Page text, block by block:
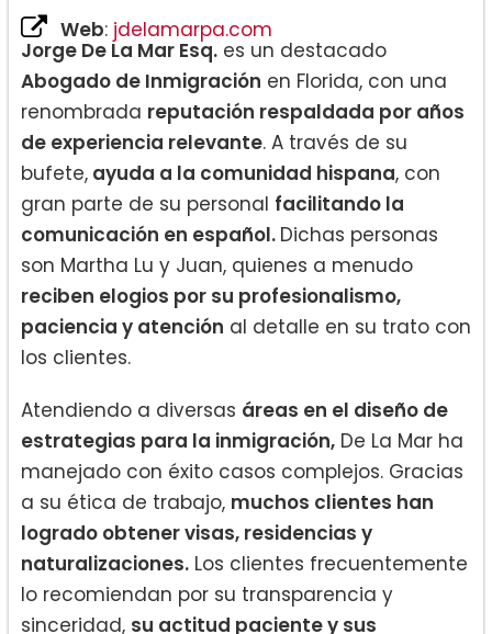
Web: jdelamarpa.com
Jorge De La Mar Esq. es un destacado
Abogado de Inmigración en Florida, con una
renombrada reputación respaldada por años
de experiencia relevante. A través de su
bufete, ayuda a la comunidad hispana, con
gran parte de su personal facilitando la
comunicación en español. Dichas personas
son Martha Lu y Juan, quienes a menudo
reciben elogios por su profesionalismo,
paciencia y atención al detalle en su trato con
los clientes.
Atendiendo a diversas áreas en el diseño de
estrategias para la inmigración, De La Mar ha
manejado con éxito casos complejos. Gracias
a su ética de trabajo, muchos clientes han
logrado obtener visas, residencias y
naturalizaciones. Los clientes frecuentemente
lo recomiendan por su transparencia y
sinceridad, su actitud paciente y sus